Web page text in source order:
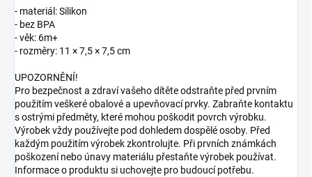
- materiál: Silikon
- bez BPA
- věk: 6m+
- rozměry: 11 × 7,5 × 7,5 cm
UPOZORNĚNÍ!
Pro bezpečnost a zdraví vašeho dítěte odstraňte před prvním
použitím veškeré obalové a upevňovací prvky. Zabraňte kontaktu
s ostrými předměty, které mohou poškodit povrch výrobku.
Výrobek vždy používejte pod dohledem dospělé osoby. Před
každým použitím výrobek zkontrolujte. Při prvních známkách
poškození nebo únavy materiálu přestaňte výrobek používat.
Informace o produktu si uchovejte pro budoucí potřebu.